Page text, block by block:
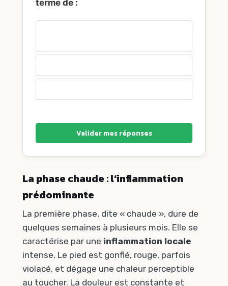
terme de :
Valider mes réponses
La phase chaude : l’inflammation
prédominante
La première phase, dite « chaude », dure de
quelques semaines à plusieurs mois. Elle se
caractérise par une inflammation locale
intense. Le pied est gonflé, rouge, parfois
violacé, et dégage une chaleur perceptible
au toucher. La douleur est constante et